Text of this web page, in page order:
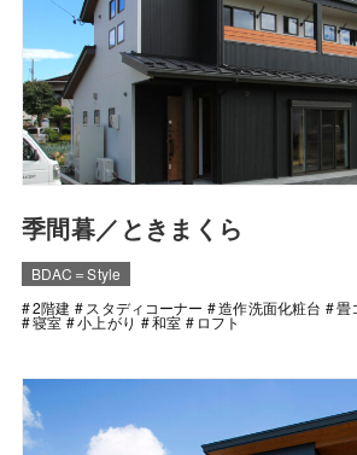
季間暮／ときまくら
BDAC＝Style
2階建
スタディコーナー 造作洗面化粧台 畳
寝室 小上がり 和室 ロフト